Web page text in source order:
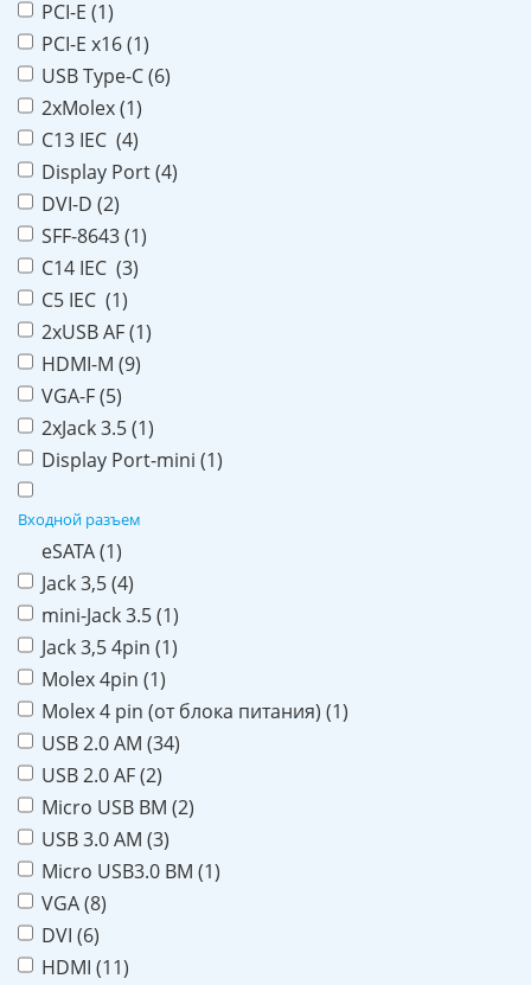
PCI-E (1)
PCI-E x16 (1)
USB Type-C (6)
2xMolex (1)
C13 IEC (4)
Display Port (4)
DVI-D (2)
SFF-8643 (1)
C14 IEC (3)
C5 IEC (1)
2xUSB AF (1)
HDMI-M (9)
VGA-F (5)
2xJack 3.5 (1)
Display Port-mini (1)
Входной разъем
eSATA (1)
Jack 3,5 (4)
mini-Jack 3.5 (1)
Jack 3,5 4pin (1)
Molex 4pin (1)
Molex 4 pin (от блока питания) (1)
USB 2.0 AM (34)
USB 2.0 AF (2)
Micro USB BM (2)
USB 3.0 AM (3)
Micro USB3.0 BM (1)
VGA (8)
DVI (6)
HDMI (11)